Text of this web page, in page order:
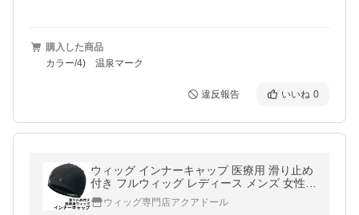
購入した商品
カラー/4) 温泉マーク
違反報告 いいね 0
ウィッグ インナーキャップ 医療用 滑り止め
付き フルウィッグ レディース メンズ 女性用
男性用 かつら 抗がん剤
ウィッグ専門店アクアドール